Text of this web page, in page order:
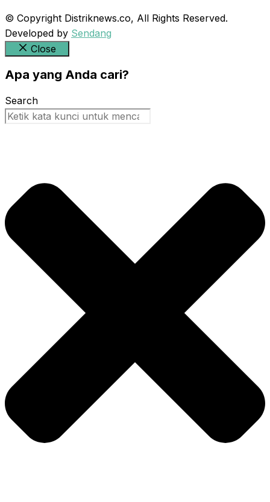
© Copyright Distriknews.co, All Rights Reserved.
Developed by Sendang
Close
Apa yang Anda cari?
Search